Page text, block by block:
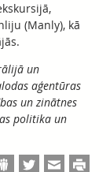
(Manly), kā
un
aģentūras
un zinātnes
politika un